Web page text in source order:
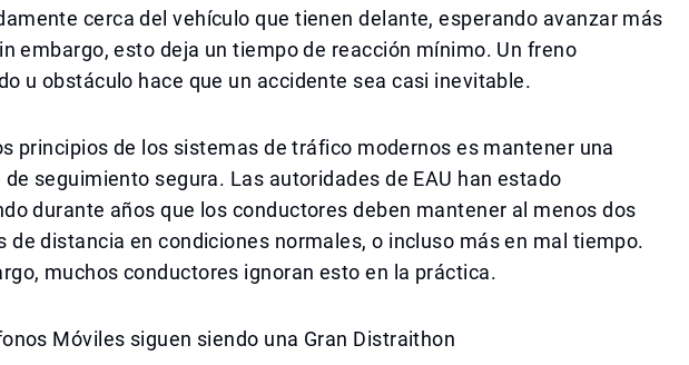
cerca del vehículo que tienen delante, esperando avanzar más
embargo, esto deja un tiempo de reacción mínimo. Un freno
u obstáculo hace que un accidente sea casi inevitable.
principios de los sistemas de tráfico modernos es mantener una
seguimiento segura. Las autoridades de EAU han estado
durante años que los conductores deben mantener al menos dos
de distancia en condiciones normales, o incluso más en mal tiempo.
muchos conductores ignoran esto en la práctica.
Móviles siguen siendo una Gran Distraithon